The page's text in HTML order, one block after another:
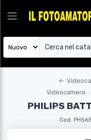
←
Videocamere
PHILIPS
Cod. PH565